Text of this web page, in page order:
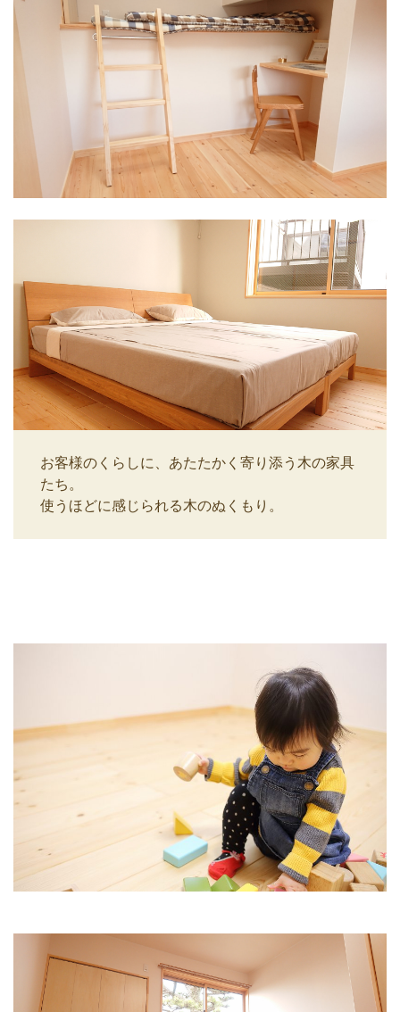
お客様のくらしに、あたたかく寄り添う木の家具
たち。
使うほどに感じられる木のぬくもり。